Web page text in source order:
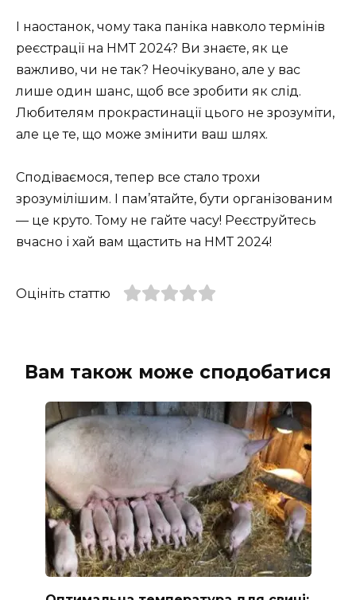
І наостанок, чому така паніка навколо термінів
реєстрації на НМТ 2024? Ви знаєте, як це
важливо, чи не так? Неочікувано, але у вас
лише один шанс, щоб все зробити як слід.
Любителям прокрастинації цього не зрозуміти,
але це те, що може змінити ваш шлях.
Сподіваємося, тепер все стало трохи
зрозумілішим. І пам’ятайте, бути організованим
— це круто. Тому не гайте часу! Реєструйтесь
вчасно і хай вам щастить на НМТ 2024!
Оцініть статтю
Вам також може сподобатися